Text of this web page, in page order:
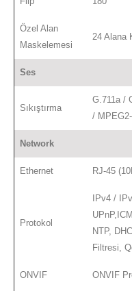
Özel Alan
Maskelemesi
24 Alana
Ses
Sıkıştırma
G.711a /
/
Network
Ethernet RJ-45
Protokol
IPv4 /
NTP,
Filtresi,
ONVIF ONVIF